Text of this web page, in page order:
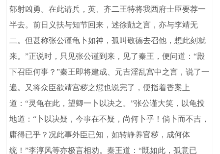
郁射凶勇。在此请兵，英、齐二王特将我西府士臣要荐一
半去。前日义扶与知节回来，述徐勣之言，亦与李靖无
二。但甚称张公谨龟卜如神，孤叫敬德去召他，想此刻就
来。”正说时，只见张公谨到来，见了秦王，便问道：“殿
下召臣何事？”秦王即将建成、元吉淫乱宫中之言，说了一
遍。又将众臣欲靖宫秽之愆也说完了，便指着香案上
道：“灵龟在此，望卿一卜以决之。”张公谨大笑，以龟投
地道：“卜以决疑，今事在不疑，尚何卜乎！倘卜而不吉，
庸得已乎？况此事外臣已知，如转静养官秽，成何体
统！”李淳风等亦极言相劝。秦王道：“既如此，孤意已